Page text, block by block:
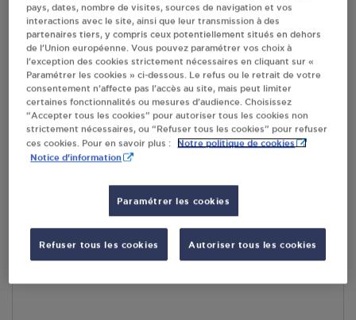
AFFICHER LE TÉLÉPHONE
RECEVOIR LES COORDONNÉES DU REVENDEUR
En cliquant sur « S’y rendre », j’autorise le traitement
d’informations (dont mon adresse IP) et leur transfert hors UE
par Google Maps afin d’afficher la carte.
En savoir plus
Accès
pays, dates, nombre de visites, sources de navigation et vos
interactions avec le site, ainsi que leur transmission à des
partenaires tiers, y compris ceux potentiellement situés en dehors
de l’Union européenne. Vous pouvez paramétrer vos choix à
l’exception des cookies strictement nécessaires en cliquant sur «
Paramétrer les cookies » ci-dessous. Le refus ou le retrait de votre
consentement n’affecte pas l’accès au site, mais peut limiter
certaines fonctionnalités ou mesures d’audience. Choisissez
“Accepter tous les cookies” pour autoriser tous les cookies non
strictement nécessaires, ou “Refuser tous les cookies” pour refuser
ces cookies. Pour en savoir plus :
Notre politique de cookies
Notice d'information
Paramétrer les cookies
Refuser tous les cookies Autoriser tous les cookies